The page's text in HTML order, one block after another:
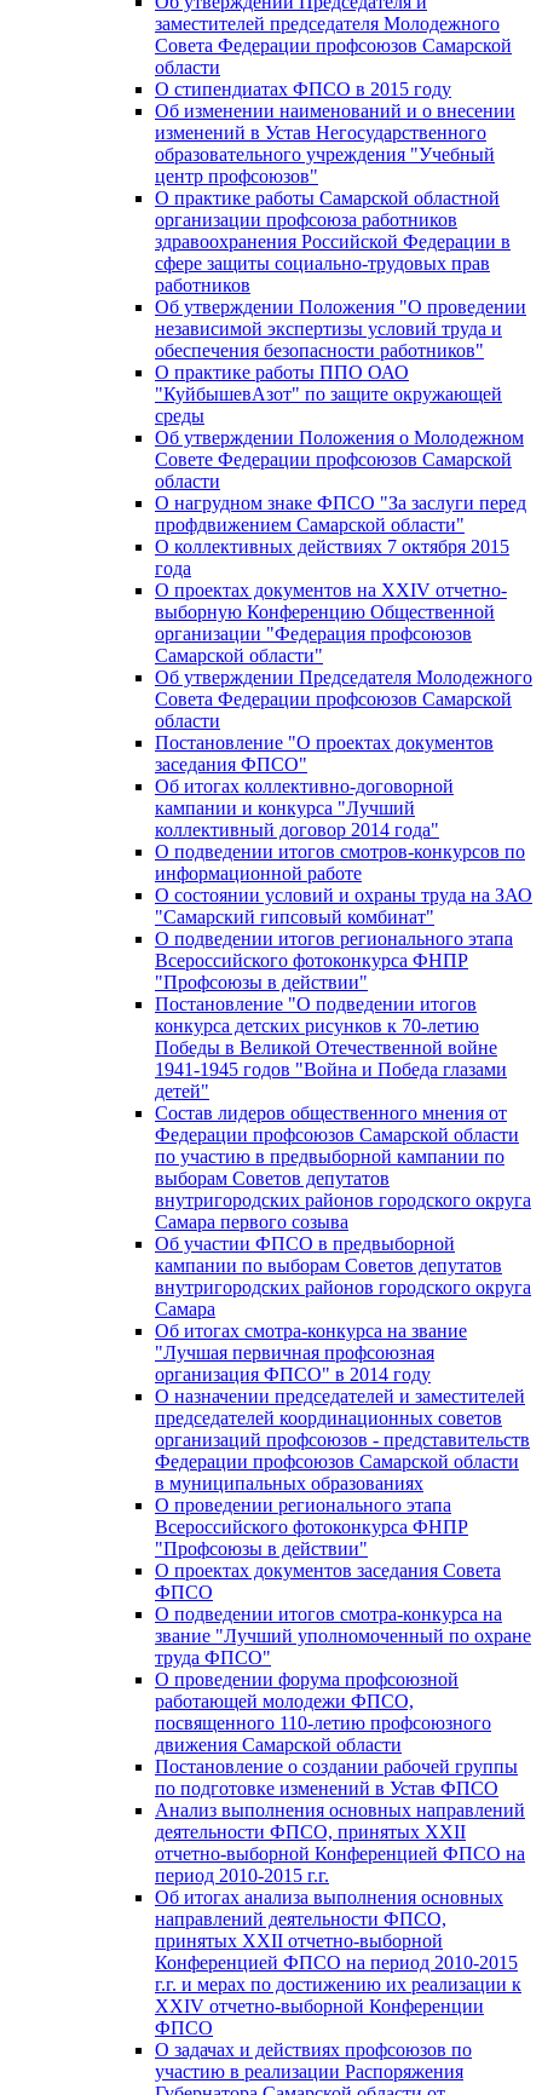
заместителей председателя Молодежного
Совета Федерации профсоюзов Самарской
области
О стипендиатах ФПСО в 2015 году
Об изменении наименований и о внесении
изменений в Устав Негосударственного
образовательного учреждения "Учебный
центр профсоюзов"
О практике работы Самарской областной
организации профсоюза работников
здравоохранения Российской Федерации в
сфере защиты социально-трудовых прав
работников
Об утверждении Положения "О проведении
независимой экспертизы условий труда и
обеспечения безопасности работников"
О практике работы ППО ОАО
"КуйбышевАзот" по защите окружающей
среды
Об утверждении Положения о Молодежном
Совете Федерации профсоюзов Самарской
области
О нагрудном знаке ФПСО "За заслуги перед
профдвижением Самарской области"
О коллективных действиях 7 октября 2015
года
О проектах документов на XXIV отчетно-
выборную Конференцию Общественной
организации "Федерация профсоюзов
Самарской области"
Об утверждении Председателя Молодежного
Совета Федерации профсоюзов Самарской
области
Постановление "О проектах документов
заседания ФПСО"
Об итогах коллективно-договорной
кампании и конкурса "Лучший
коллективный договор 2014 года"
О подведении итогов смотров-конкурсов по
информационной работе
О состоянии условий и охраны труда на ЗАО
"Самарский гипсовый комбинат"
О подведении итогов регионального этапа
Всероссийского фотоконкурса ФНПР
"Профсоюзы в действии"
Постановление "О подведении итогов
конкурса детских рисунков к 70-летию
Победы в Великой Отечественной войне
1941-1945 годов "Война и Победа глазами
детей"
Состав лидеров общественного мнения от
Федерации профсоюзов Самарской области
по участию в предвыборной кампании по
выборам Советов депутатов
внутригородских районов городского округа
Самара первого созыва
Об участии ФПСО в предвыборной
кампании по выборам Советов депутатов
внутригородских районов городского округа
Самара
Об итогах смотра-конкурса на звание
"Лучшая первичная профсоюзная
организация ФПСО" в 2014 году
О назначении председателей и заместителей
председателей координационных советов
организаций профсоюзов - представительств
Федерации профсоюзов Самарской области
в муниципальных образованиях
О проведении регионального этапа
Всероссийского фотоконкурса ФНПР
"Профсоюзы в действии"
О проектах документов заседания Совета
ФПСО
О подведении итогов смотра-конкурса на
звание "Лучший уполномоченный по охране
труда ФПСО"
О проведении форума профсоюзной
работающей молодежи ФПСО,
посвященного 110-летию профсоюзного
движения Самарской области
Постановление о создании рабочей группы
по подготовке изменений в Устав ФПСО
Анализ выполнения основных направлений
деятельности ФПСО, принятых XXII
отчетно-выборной Конференцией ФПСО на
период 2010-2015 г.г.
Об итогах анализа выполнения основных
направлений деятельности ФПСО,
принятых XXII отчетно-выборной
Конференцией ФПСО на период 2010-2015
г.г. и мерах по достижению их реализации к
XXIV отчетно-выборной Конференции
ФПСО
О задачах и действиях профсоюзов по
участию в реализации Распоряжения